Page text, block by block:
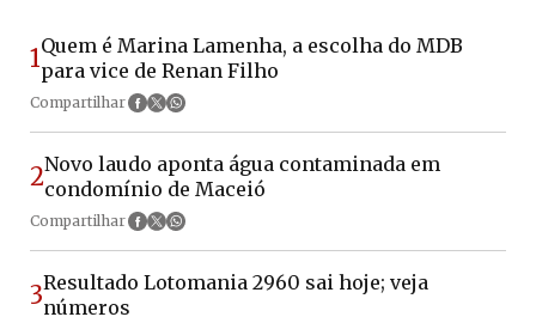
1Quem é Marina Lamenha, a escolha do MDB
para vice de Renan Filho
Compartilhar
2Novo laudo aponta água contaminada em
condomínio de Maceió
Compartilhar
3Resultado Lotomania 2960 sai hoje; veja
números